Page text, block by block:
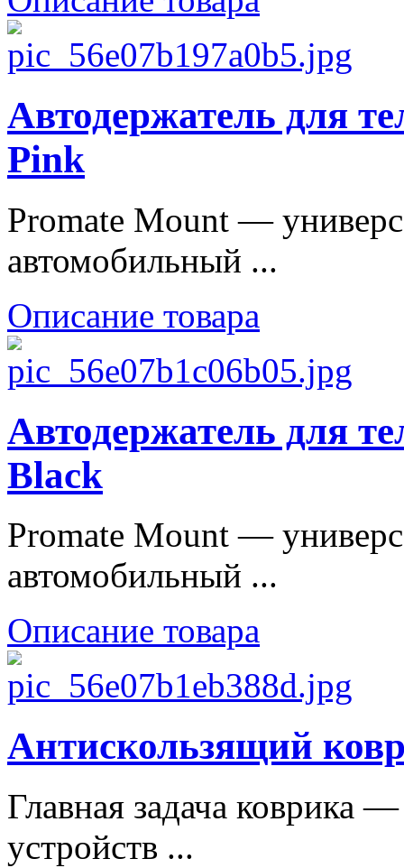
Автодержатель для
Pink
Promate Mount —
автомобильный ...
Описание товара
Автодержатель для
Black
Promate Mount —
автомобильный ...
Описание товара
Антискользящий
Главная задача коврика
устройств ...